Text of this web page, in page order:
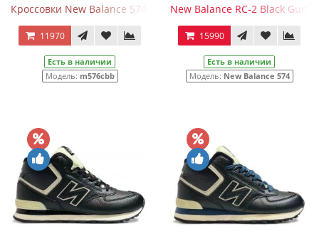
Кроссовки New Balance 574 Leather Blue
11970
Есть в наличии
Модель: m576cbb
New Balance RC-2 Black Gum
15990
Есть в наличии
Модель: New Balance 574